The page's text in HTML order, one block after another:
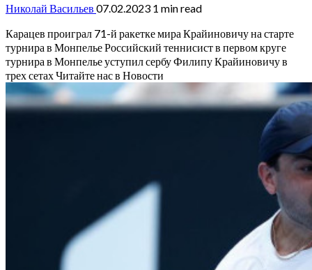
Николай Васильев 07.02.2023 1 min read
Карацев проиграл 71-й ракетке мира Крайиновичу на старте
турнира в МонпельеРоссийский теннисист в первом круге
турнира в Монпелье уступил сербу Филипу Крайиновичу в
трех сетахЧитайте нас в Новости